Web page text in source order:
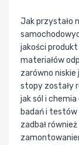
Jak przystało
jakości
materiałów
zarówno
stopy zostały
jak sól i chemia
badań i
zadbał